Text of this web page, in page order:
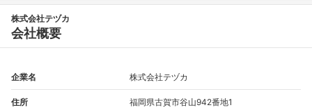
株式会社テヅカ
会社概要
企業名 株式会社テヅカ
住所 福岡県古賀市谷山942番地1